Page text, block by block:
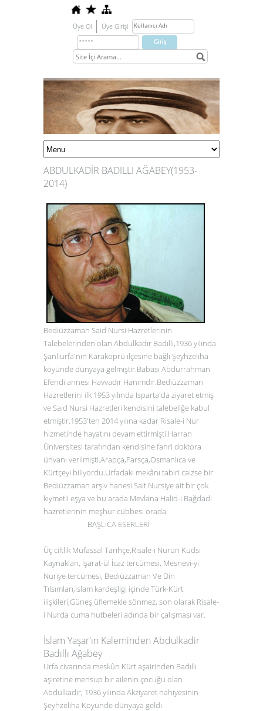
Üye Ol Üye Girişi
ABDULKADİR BADILLI AĞABEY(1953-
2014)
Bediüzzaman Said Nursi Hazretlerinin
Talebelerinden olan Abdulkadir Badıllı,1936 yılında
Şanlıurfa'nın Karaköprü ilçesine bağlı Şeyhzeliha
köyünde dünyaya gelmiştir.Babası Abdurrahman
Efendi annesi Havvadır Hanımdır.Bediüzzaman
Hazretlerini ilk 1953 yılında Isparta'da ziyaret etmiş
ve Said Nursi Hazretleri kendisini talebeliğe kabul
etmiştir.1953'ten 2014 yılına kadar Risale-i Nur
hizmetinde hayatını devam ettirmişti.Harran
Üniversitesi tarafından kendisine fahri doktora
ünvanı verilmişti.Arapça,Farsça,Osmanlıca ve
Kürtçeyi biliyordu.Urfadaki mekânı tabiri caizse bir
Bediüzzaman arşiv hanesi.Sait Nursiye ait bir çok
kıymetli eşya ve bu arada Mevlana Halid-i Bağdadi
hazretlerinin meşhur cübbesi orada.
BAŞLICA ESERLERİ
Üç ciltlik Mufassal Tarihçe,Risale-i Nurun Kudsi
Kaynakları, İşarat-ül İcaz tercümesi, Mesnevi-yi
Nuriye tercümesi, Bediüzzaman Ve Din
Tılsımları,İslam kardeşligi içinde Türk-Kürt
ilişkileri,Güneş üflemekle sönmez, son olarak Risale-
i Nurda cuma hutbeleri adında bir çalışması var.
İslam Yaşar'ın Kaleminden Abdulkadir
Badıllı Ağabey
Urfa civarında meskûn Kürt aşairinden Badıllı
aşiretine mensup bir ailenin çocuğu olan
Abdülkadir, 1936 yılında Akziyaret nahiyesinin
Şeyhzeliha Köyünde dünyaya geldi.